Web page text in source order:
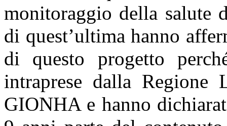
monitoraggio della salute
di quest’ultima hanno
di questo progetto
intraprese dalla Regione
GIONHA e hanno